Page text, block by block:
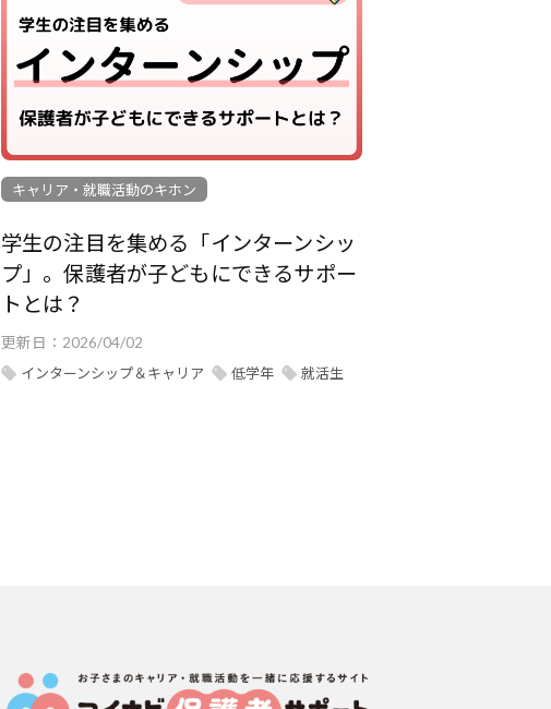
キャリア・就職活動のキホン
学生の注目を集める「インターンシッ
プ」。保護者が子どもにできるサポー
トとは？
更新日： 2026/04/02
インターンシップ＆キャリア
低学年 就活生